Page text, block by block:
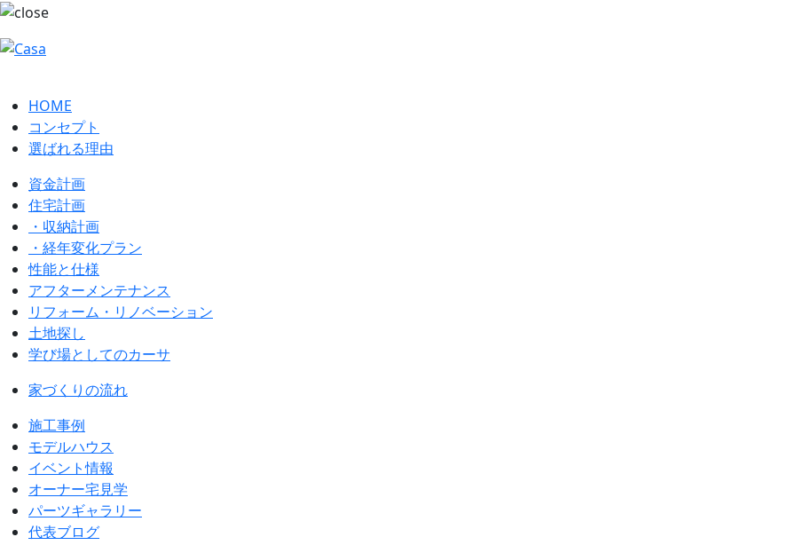
HOME
コンセプト
選ばれる理由
資金計画
住宅計画
・収納計画
・経年変化プラン
性能と仕様
アフターメンテナンス
リフォーム・リノベーション
土地探し
学び場としてのカーサ
家づくりの流れ
施工事例
モデルハウス
イベント情報
オーナー宅見学
パーツギャラリー
代表ブログ